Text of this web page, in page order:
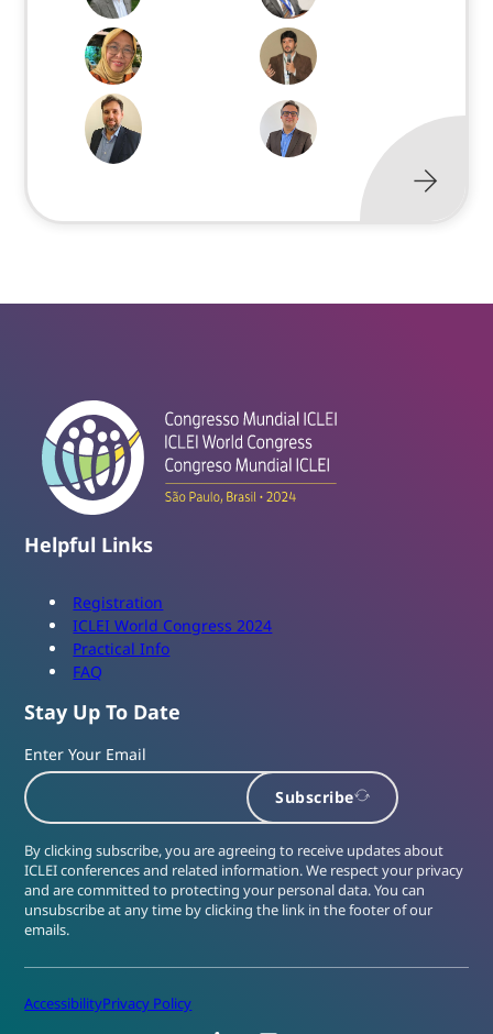
Helpful Links
Registration
ICLEI World Congress 2024
Practical Info
FAQ
Stay Up To Date
Enter Your Email
Subscribe
By clicking subscribe, you are agreeing to receive updates about
ICLEI conferences and related information. We respect your privacy
and are committed to protecting your personal data. You can
unsubscribe at any time by clicking the link in the footer of our
emails.
AccessibilityPrivacy Policy